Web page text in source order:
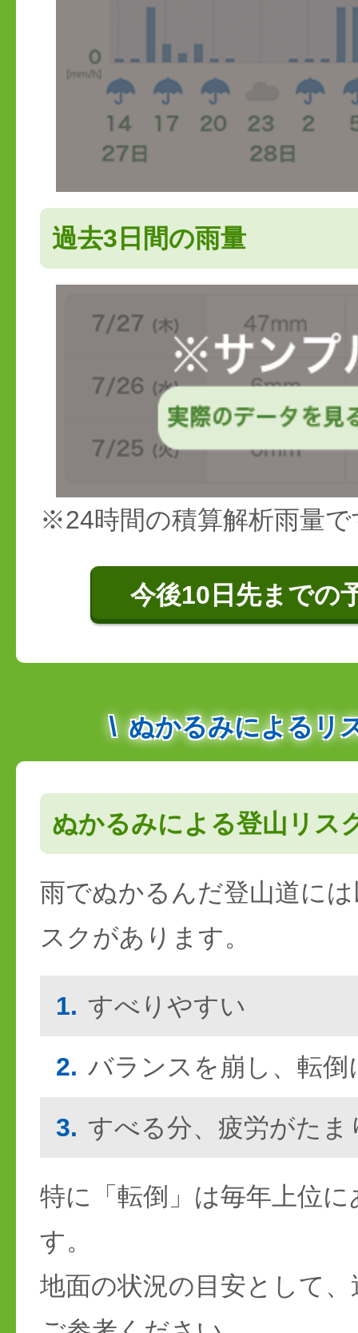
過去3日間の雨量
※24時間の積算解析雨量で
今後10日先までの
ぬかるみによるリ
ぬかるみによる登山リス
雨でぬかるんだ登山道に
スクがあります。
1. すべりやすい
2. バランスを崩し、転
3. すべる分、疲労がたま
特に「転倒」は毎年上位
す。
地面の状況の目安として